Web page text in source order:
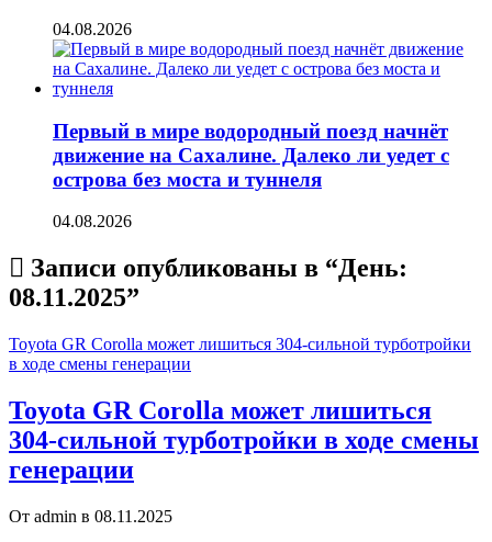
04.08.2026
Первый в мире водородный поезд начнёт
движение на Сахалине. Далеко ли уедет с
острова без моста и туннеля
04.08.2026
Записи опубликованы в “День:
08.11.2025”
Toyota GR Corolla может лишиться 304-сильной турботройки
в ходе смены генерации
Toyota GR Corolla может лишиться
304-сильной турботройки в ходе смены
генерации
От admin в 08.11.2025